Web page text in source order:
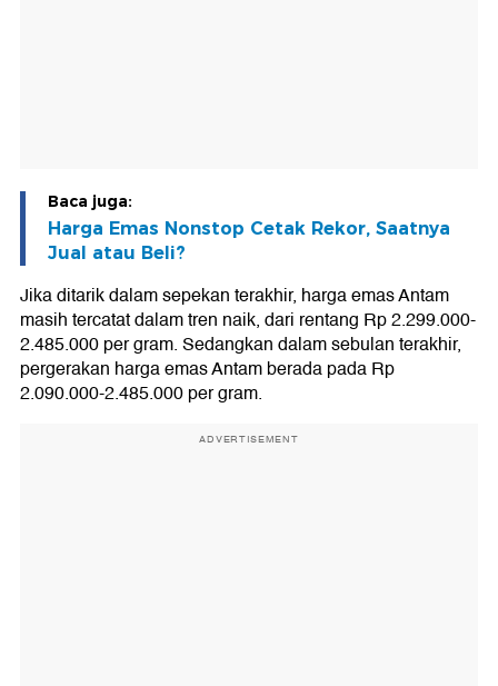
Baca juga:
Harga Emas Nonstop Cetak Rekor, Saatnya
Jual atau Beli?
Jika ditarik dalam sepekan terakhir, harga emas Antam
masih tercatat dalam tren naik, dari rentang Rp 2.299.000-
2.485.000 per gram. Sedangkan dalam sebulan terakhir,
pergerakan harga emas Antam berada pada Rp
2.090.000-2.485.000 per gram.
ADVERTISEMENT